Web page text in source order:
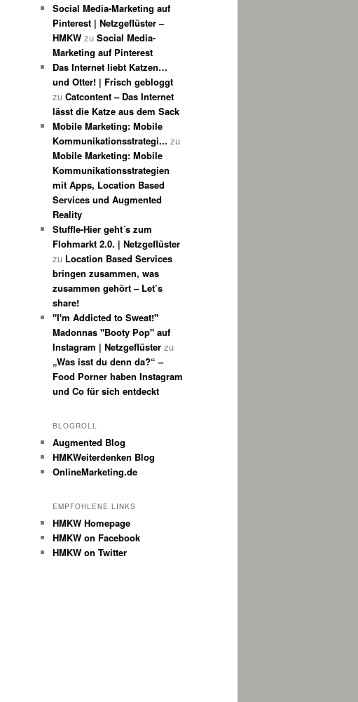
Social Media-Marketing auf
Pinterest | Netzgeflüster –
HMKW zu Social Media-
Marketing auf Pinterest
Das Internet liebt Katzen…
und Otter! | Frisch gebloggt
zu Catcontent – Das Internet
lässt die Katze aus dem Sack
Mobile Marketing: Mobile
Kommunikationsstrategi... zu
Mobile Marketing: Mobile
Kommunikationsstrategien
mit Apps, Location Based
Services und Augmented
Reality
Stuffle-Hier geht´s zum
Flohmarkt 2.0. | Netzgeflüster
zu Location Based Services
bringen zusammen, was
zusammen gehört – Let’s
share!
"I'm Addicted to Sweat!"
Madonnas "Booty Pop" auf
Instagram | Netzgeflüster zu
„Was isst du denn da?“ –
Food Porner haben Instagram
und Co für sich entdeckt
BLOGROLL
Augmented Blog
HMKWeiterdenken Blog
OnlineMarketing.de
EMPFOHLENE LINKS
HMKW Homepage
HMKW on Facebook
HMKW on Twitter